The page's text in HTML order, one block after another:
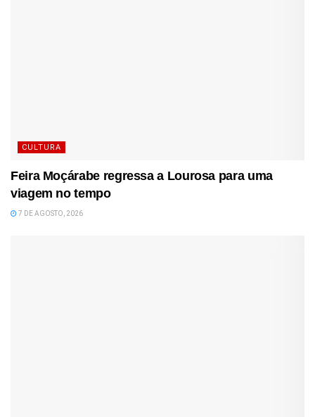
CULTURA
Feira Moçárabe regressa a Lourosa para uma
viagem no tempo
7 DE AGOSTO, 2026